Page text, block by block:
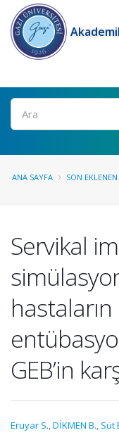
Ara
ANA SAYFA SON
Servikal
GEB’in
Eruyar S.,DİKMEN B., Süt